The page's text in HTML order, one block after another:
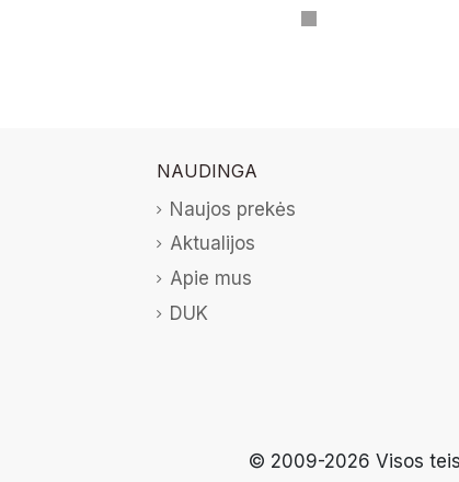
NAUDINGA
Naujos prekės
Aktualijos
Apie mus
DUK
© 2009-2026 Visos